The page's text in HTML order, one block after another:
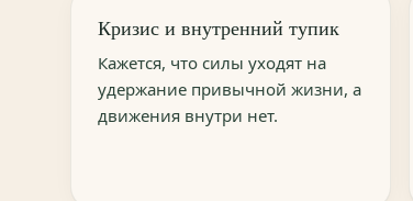
Кризис и внутренний тупик
Кажется, что силы уходят на
удержание привычной жизни, а
движения внутри нет.